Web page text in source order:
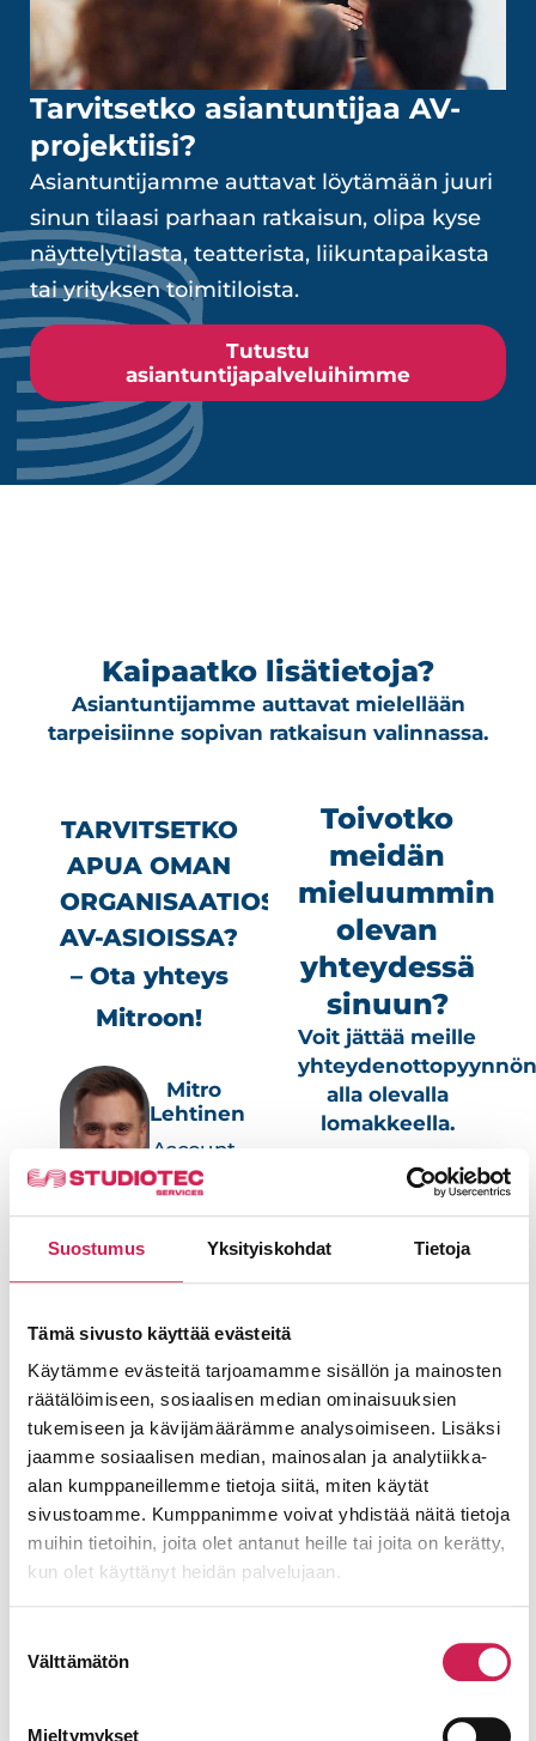
Suostumus Yksityiskohdat Tietoja
Tämä sivusto käyttää evästeitä
Käytämme evästeitä tarjoamamme sisällön ja mainosten
räätälöimiseen, sosiaalisen median ominaisuuksien
tukemiseen ja kävijämäärämme analysoimiseen. Lisäksi
jaamme sosiaalisen median, mainosalan ja analytiikka-
alan kumppaneillemme tietoja siitä, miten käytät
sivustoamme. Kumppanimme voivat yhdistää näitä tietoja
muihin tietoihin, joita olet antanut heille tai joita on kerätty,
kun olet käyttänyt heidän palvelujaan.
valinta
Välttämätön
Mieltymykset
Tarvitsetko asiantuntijaa AV-
projektiisi?
Asiantuntijamme auttavat löytämään juuri
sinun tilaasi parhaan ratkaisun, olipa kyse
näyttelytilasta, teatterista, liikuntapaikasta
tai yrityksen toimitiloista.
Tutustu
asiantuntijapalveluihimme
Kaipaatko lisätietoja?
Asiantuntijamme auttavat mielellään
tarpeisiinne sopivan ratkaisun valinnassa.
TARVITSETKO
APUA OMAN
ORGANISAATIOSI
AV-ASIOISSA?
– Ota yhteys
Mitroon!
Mitro
Lehtinen
Account
Executive
+358 44
554
4282
Toivotko
meidän
mieluummin
olevan
yhteydessä
sinuun?
Voit jättää meille
yhteydenottopyynnön
alla olevalla
lomakkeella.
Sähköposti
Viesti